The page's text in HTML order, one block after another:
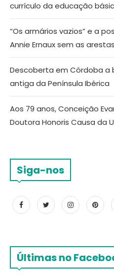
currículo da educação
“Os armários vazios” e a
Annie Ernaux sem as
Descoberta em Córdoba a
antiga da Península Ibérica
Aos 79 anos, Conceição
Doutora Honoris Causa da
Siga-nos
Últimas no